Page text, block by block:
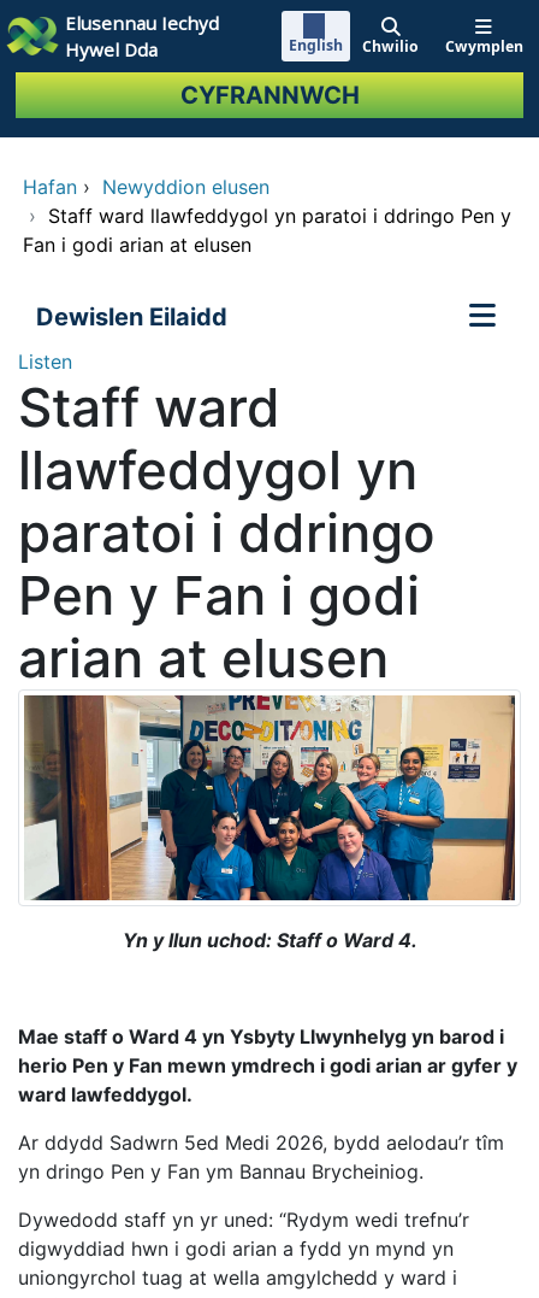
Neidio i'r prif gynnwy
Elusennau Iechyd
Hywel Dda
English Chwilio Cwymplen
CYFRANNWCH
Hafan › Newyddion elusen
› Staff ward llawfeddygol yn paratoi i ddringo Pen y
Fan i godi arian at elusen
Dewislen Eilaidd
Listen
Staff ward
llawfeddygol yn
paratoi i ddringo
Pen y Fan i godi
arian at elusen
Yn y llun uchod: Staff o Ward 4.
Mae staff o Ward 4 yn Ysbyty Llwynhelyg yn barod i
herio Pen y Fan mewn ymdrech i godi arian ar gyfer y
ward lawfeddygol.
Ar ddydd Sadwrn 5ed Medi 2026, bydd aelodau’r tîm
yn dringo Pen y Fan ym Bannau Brycheiniog.
Dywedodd staff yn yr uned: “Rydym wedi trefnu’r
digwyddiad hwn i godi arian a fydd yn mynd yn
uniongyrchol tuag at wella amgylchedd y ward i